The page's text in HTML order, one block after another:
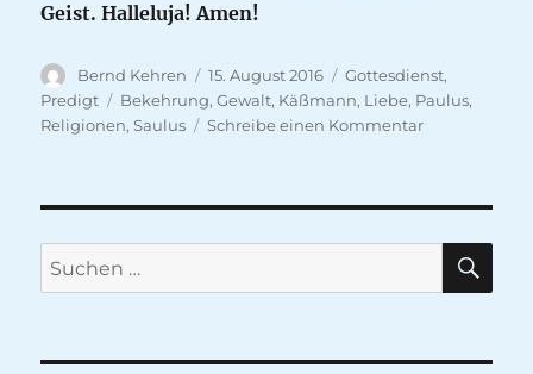
Geist. Halleluja! Amen!
Autor
Bernd Kehren
Veröffentlicht
am
15. August 2016 Kategorien
Gottesdienst,
Predigt
Schlagwörter
Bekehrung,Gewalt, Käßmann, Liebe, Paulus,
Religionen,Saulus Schreibe einen Kommentarzu
die
Schlimmsten
Suche
nach: